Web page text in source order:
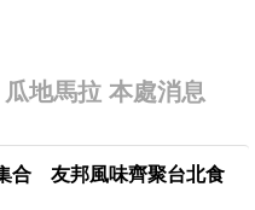
瓜地馬拉 本處消息
合 友邦風味齊聚台北食